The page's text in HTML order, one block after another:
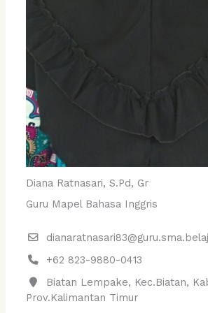
Diana Ratnasari, S.Pd, Gr
Guru Mapel Bahasa Inggris
+62 823-9880-0413
Biatan Lempake, Kec.Biatan,
Prov.Kalimantan Timur